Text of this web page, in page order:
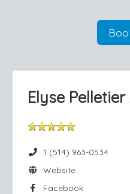
Elyse
1 (514) 963-0534
Website
Facebook